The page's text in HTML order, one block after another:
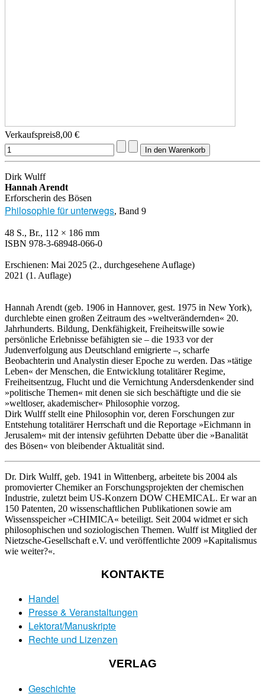
Verkaufspreis8,00 €
Dirk Wulff
Hannah Arendt
Erforscherin des Bösen
Philosophie für unterwegs, Band 9
48 S., Br., 112 × 186 mm
ISBN 978-3-68948-066-0
Erschienen: Mai 2025 (2., durchgesehene Auflage)
2021 (1. Auflage)
Hannah Arendt (geb. 1906 in Hannover, gest. 1975 in New York),
durchlebte einen großen Zeitraum des »weltverändernden« 20.
Jahrhunderts. Bildung, Denkfähigkeit, Freiheitswille sowie
persönliche Erlebnisse befähigten sie – die 1933 vor der
Judenverfolgung aus Deutschland emigrierte –, scharfe
Beobachterin und Analystin dieser Epoche zu werden. Das »tätige
Leben« der Menschen, die Entwicklung totalitärer Regime,
Freiheitsentzug, Flucht und die Vernichtung Andersdenkender sind
»politische Themen« mit denen sie sich beschäftigte und die sie
»weltloser, akademischer« Philosophie vorzog.
Dirk Wulff stellt eine Philosophin vor, deren Forschungen zur
Entstehung totalitärer Herrschaft und die Reportage »Eichmann in
Jerusalem« mit der intensiv geführten Debatte über die »Banalität
des Bösen« von bleibender Aktualität sind.
Dr. Dirk Wulff, geb. 1941 in Wittenberg, arbeitete bis 2004 als
promovierter Chemiker an Forschungsprojekten der chemischen
Industrie, zuletzt beim US-Konzern DOW CHEMICAL. Er war an
150 Patenten, 20 wissenschaftlichen Publikationen sowie am
Wissensspeicher »CHIMICA« beteiligt. Seit 2004 widmet er sich
philosophischen und soziologischen Themen. Wulff ist Mitglied der
Nietzsche-Gesellschaft e.V. und veröffentlichte 2009 »Kapitalismus
wie weiter?«.
KONTAKTE
Handel
Presse & Veranstaltungen
Lektorat/Manuskripte
Rechte und Lizenzen
VERLAG
Geschichte